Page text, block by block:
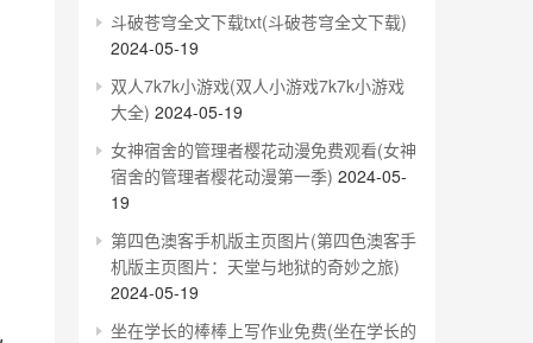
斗破苍穹全文下载txt(斗破苍穹全文下载)
2024-05-19
双人7k7k小游戏(双人小游戏7k7k小游戏
大全) 2024-05-19
女神宿舍的管理者樱花动漫免费观看(女神
宿舍的管理者樱花动漫第一季) 2024-05-
19
第四色澳客手机版主页图片(第四色澳客手
机版主页图片：天堂与地狱的奇妙之旅)
2024-05-19
坐在学长的棒棒上写作业免费(坐在学长的